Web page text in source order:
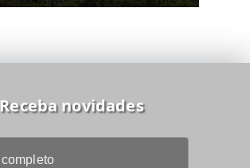
Receba novidades